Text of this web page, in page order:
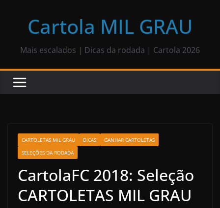
Cartola MIL GRAU
Mais escalados | Dicas da rodada | Cartola 2026
CARTOLETAS MIL GRAU DICAS
GANHAR CARTOLETAS
SELEÇÕES DA RODADA
CartolaFC 2018: Seleção
CARTOLETAS MIL GRAU